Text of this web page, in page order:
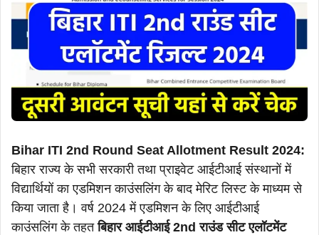
Bihar ITI 2nd Round Seat Allotment Result 2024:
बिहार राज्य के सभी सरकारी तथा प्राइवेट आईटीआई संस्थानों में
विद्यार्थियों का एडमिशन काउंसलिंग के बाद मेरिट लिस्ट के माध्यम से
किया जाता है। वर्ष 2024 में एडमिशन के लिए आईटीआई
काउंसलिंग के तहतबिहार आईटीआई 2nd राउंड सीट एलॉटमेंट